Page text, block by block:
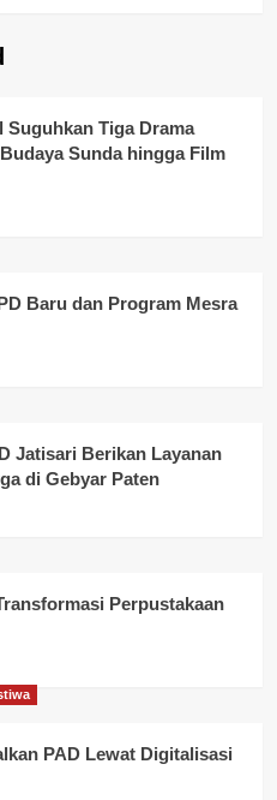
Suguhkan Tiga Drama
Sunda hingga Film
Baru dan Program Mesra
Jatisari Berikan Layanan
di Gebyar Paten
Perpustakaan
PAD Lewat Digitalisasi